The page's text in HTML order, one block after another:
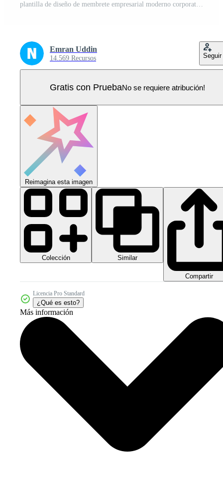
plantilla de diseño de membrete empresarial moderno corporativo con color amarillo, azul y rojo. plantilla de diseño de membrete moderno y creativo para su proyecto. membrete, membrete, diseño de membrete comercial. Vector Pro
Emran Uddin
14.569 Recursos Seguir
Gratis con PruebaNo se requiere atribución!
Reimagina esta imagen
Colección Similar
Compartir
Licencia Pro Standard
¿Qué es esto?
Más información